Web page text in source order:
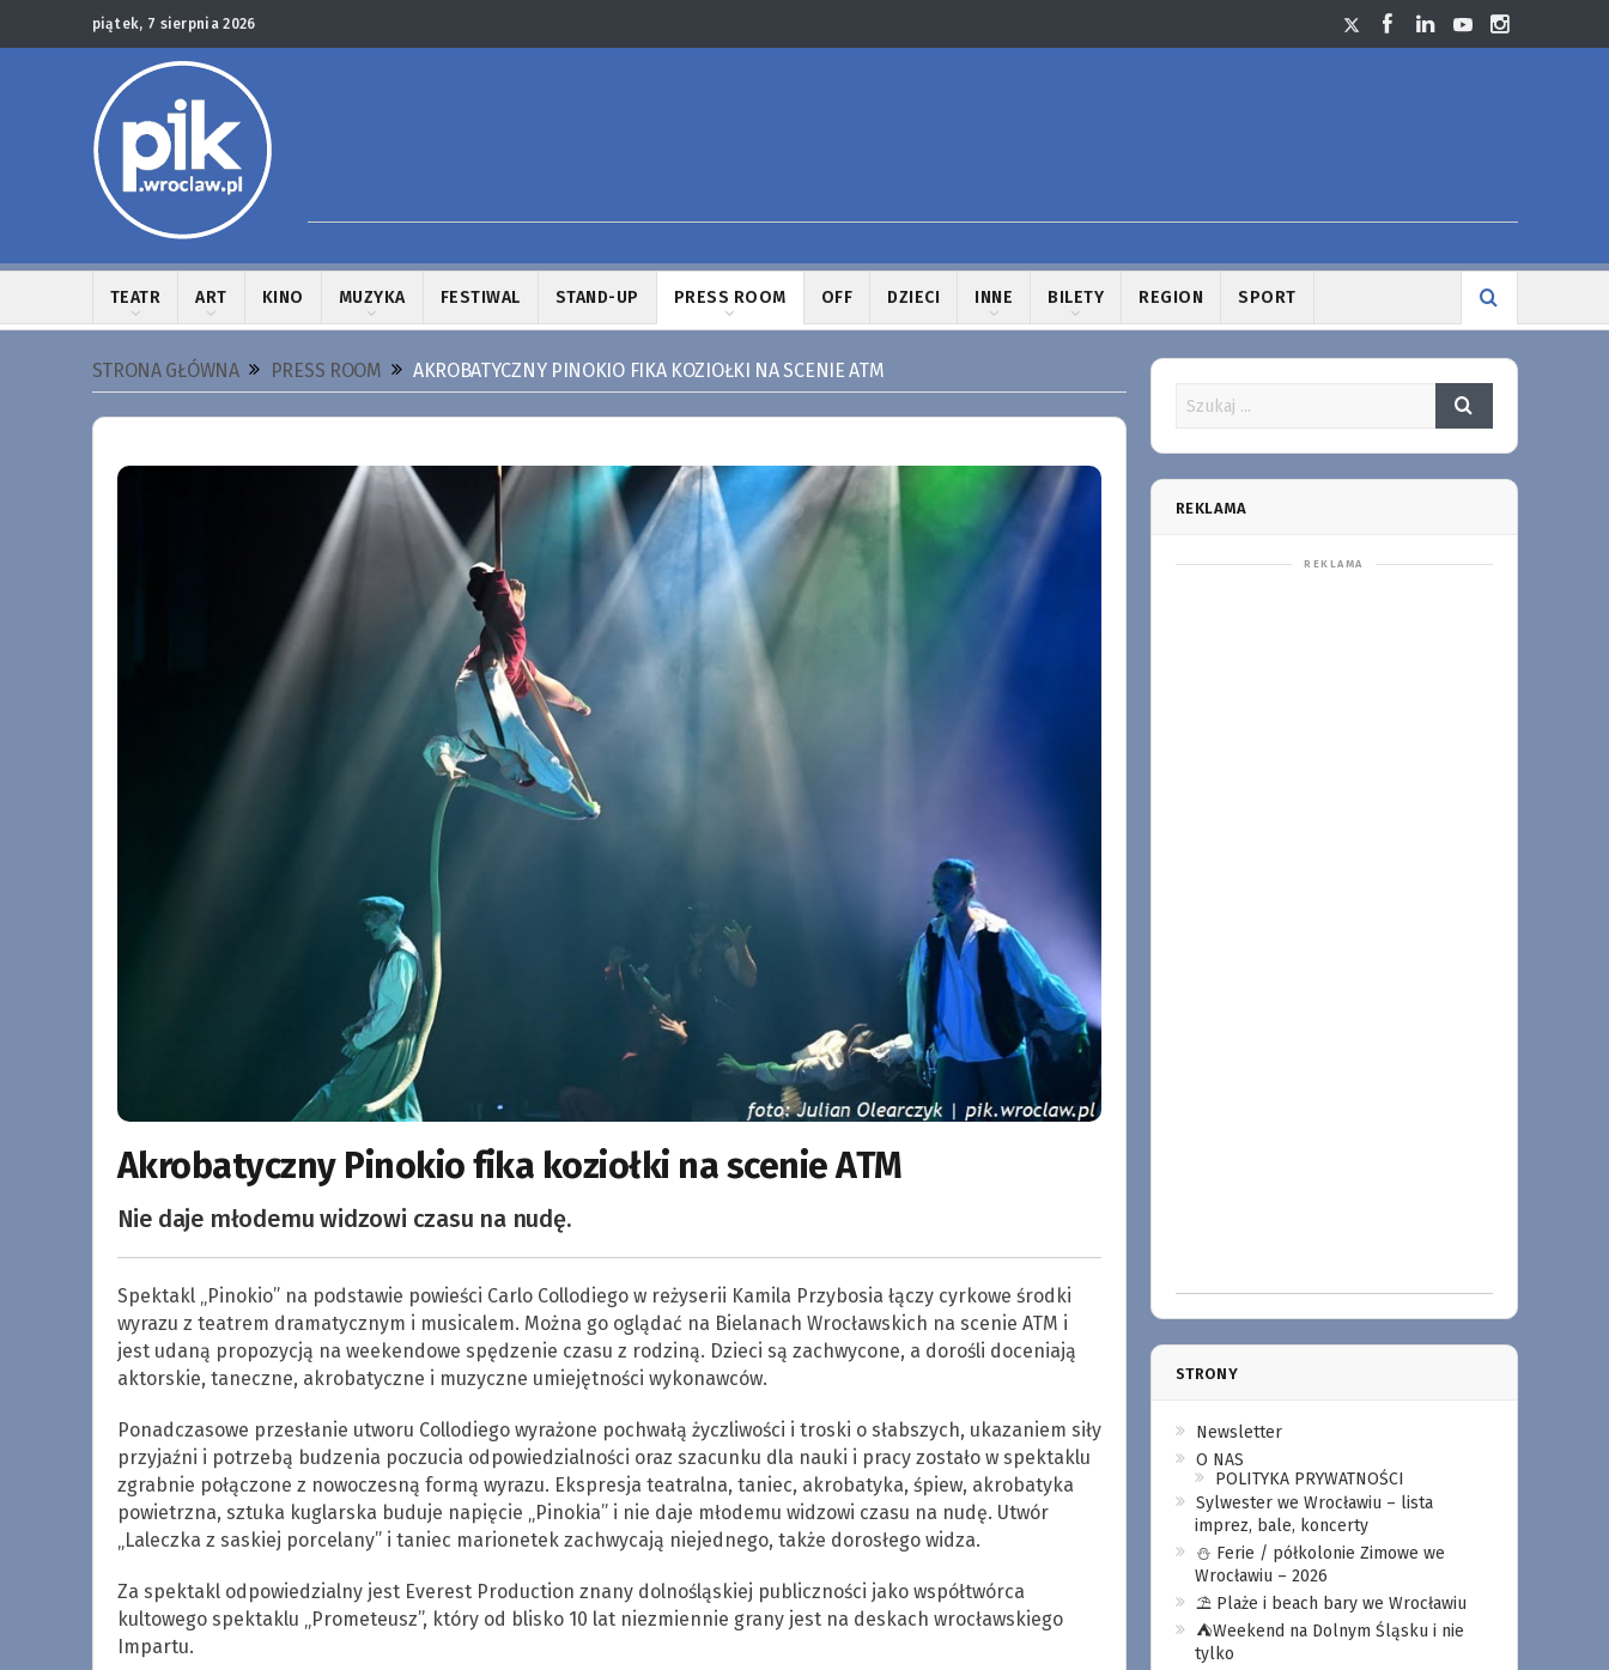
piątek, 7 sierpnia 2026
TEATR ART KINO MUZYKA FESTIWAL STAND-UP PRESS ROOM OFF DZIECI INNE BILETY REGION SPORT
STRONA GŁÓWNA PRESS ROOM AKROBATYCZNY PINOKIO FIKA KOZIOŁKI NA SCENIE ATM
Akrobatyczny Pinokio fika koziołki na scenie ATM
Nie daje młodemu widzowi czasu na nudę.
Spektakl „Pinokio” na podstawie powieści Carlo Collodiego w reżyserii Kamila Przybosia łączy cyrkowe środki
wyrazu z teatrem dramatycznym i musicalem. Można go oglądać na Bielanach Wrocławskich na scenie ATM i
jest udaną propozycją na weekendowe spędzenie czasu z rodziną. Dzieci są zachwycone, a dorośli doceniają
aktorskie, taneczne, akrobatyczne i muzyczne umiejętności wykonawców.
Ponadczasowe przesłanie utworu Collodiego wyrażone pochwałą życzliwości i troski o słabszych, ukazaniem siły
przyjaźni i potrzebą budzenia poczucia odpowiedzialności oraz szacunku dla nauki i pracy zostało w spektaklu
zgrabnie połączone z nowoczesną formą wyrazu. Ekspresja teatralna, taniec, akrobatyka, śpiew, akrobatyka
powietrzna, sztuka kuglarska buduje napięcie „Pinokia” i nie daje młodemu widzowi czasu na nudę. Utwór
„Laleczka z saskiej porcelany” i taniec marionetek zachwycają niejednego, także dorosłego widza.
Za spektakl odpowiedzialny jest Everest Production znany dolnośląskiej publiczności jako współtwórca
kultowego spektaklu „Prometeusz”, który od blisko 10 lat niezmiennie grany jest na deskach wrocławskiego
Impartu.
REKLAMA
STRONY
Newsletter
O NAS
POLITYKA PRYWATNOŚCI
Sylwester we Wrocławiu – lista
imprez, bale, koncerty
⛄️ Ferie / półkolonie Zimowe we
Wrocławiu – 2026
⛱️ Plaże i beach bary we Wrocławiu
⛺️Weekend na Dolnym Śląsku i nie
tylko